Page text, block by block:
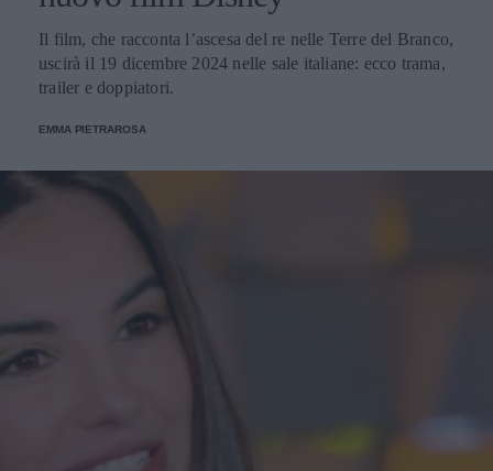
Il film, che racconta l’ascesa del re nelle Terre del Branco,
uscirà il 19 dicembre 2024 nelle sale italiane: ecco trama,
trailer e doppiatori.
EMMA PIETRAROSA